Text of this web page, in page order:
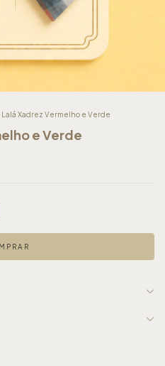
Lalá Xadrez Vermelho e Verde
e Verde